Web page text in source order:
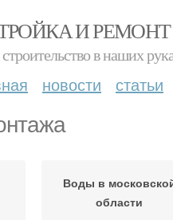
И РЕМОНТ
в наших
новости статьи
Воды в
области